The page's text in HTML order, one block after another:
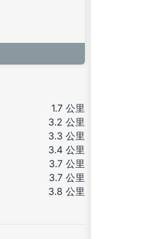
1.7 公里
3.2 公里
3.3 公里
3.4 公里
3.7 公里
3.7 公里
3.8 公里